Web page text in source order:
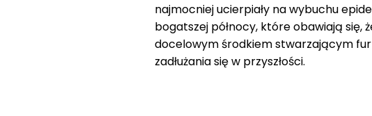
najmocniej ucierpiały na wybuchu
bogatszej północy, które obawiają się,
docelowym środkiem stwarzającym
zadłużania się w przyszłości.